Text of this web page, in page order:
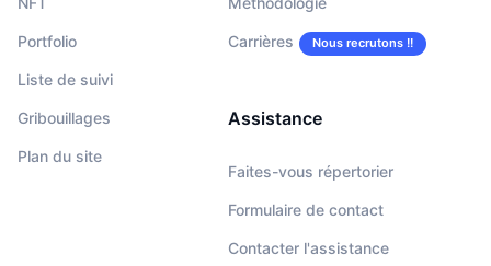
Portfolio
Liste de suivi
Gribouillages
Plan du site
Carrières Nous recrutons !!
Assistance
Faites-vous répertorier
Formulaire de contact
Contacter l'assistance